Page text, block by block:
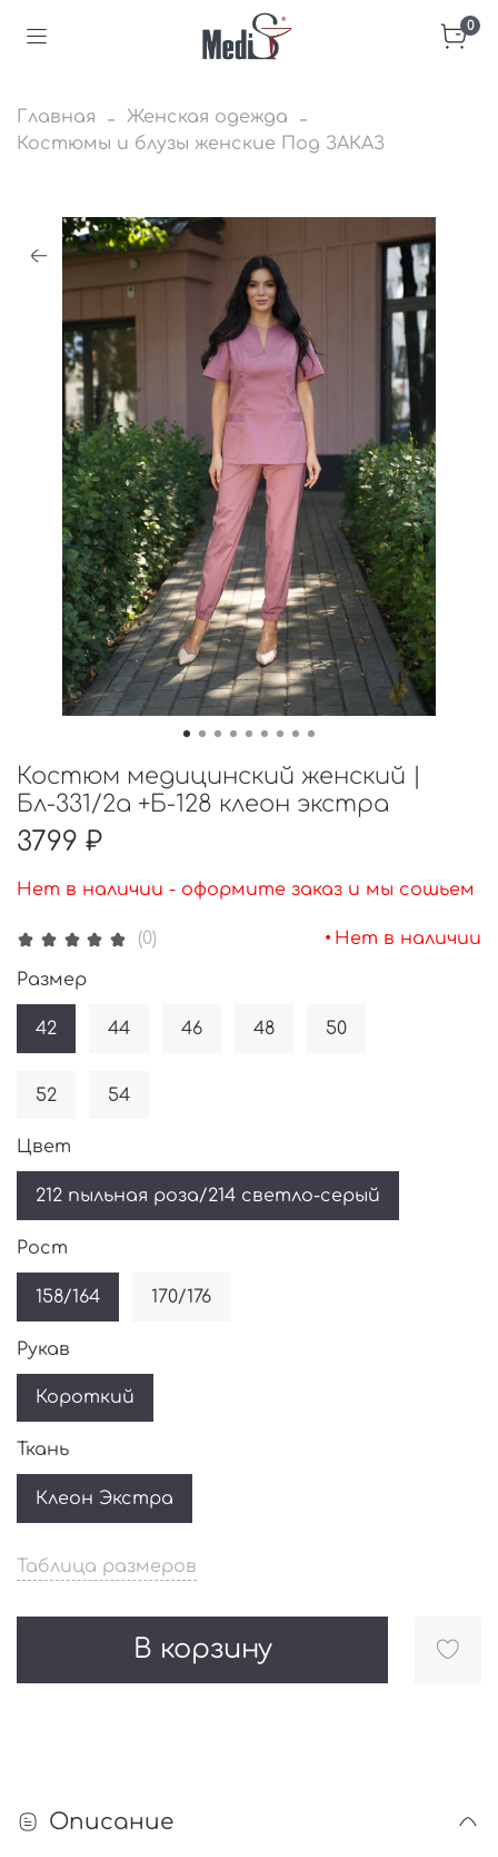
0
Главная
Женская одежда
Костюмы и блузы женские Под ЗАКАЗ
(0) • Нет в наличии
Костюм медицинский женский |
Бл-331/2а +Б-128 клеон экстра
3799 ₽
Нет в наличии - оформите заказ и мы сошьем
Таблица размеров
В корзину
Размер
42 44 46 48 50
52 54
Цвет
212 пыльная роза/214 светло-серый
Рост
158/164 170/176
Рукав
Короткий
Ткань
Клеон Экстра
Описание